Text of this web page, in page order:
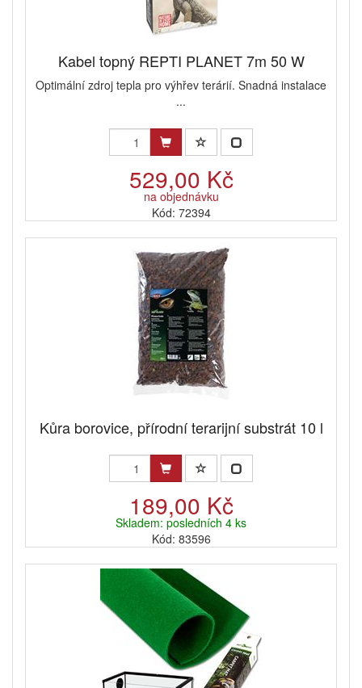
Kabel topný REPTI PLANET 7m 50 W
Optimální zdroj tepla pro výhřev terárií. Snadná instalace
...
529,00 Kč
na objednávku
Kód: 72394
Kůra borovice, přírodní terarijní substrát 10 l
189,00 Kč
Skladem: posledních 4 ks
Kód: 83596